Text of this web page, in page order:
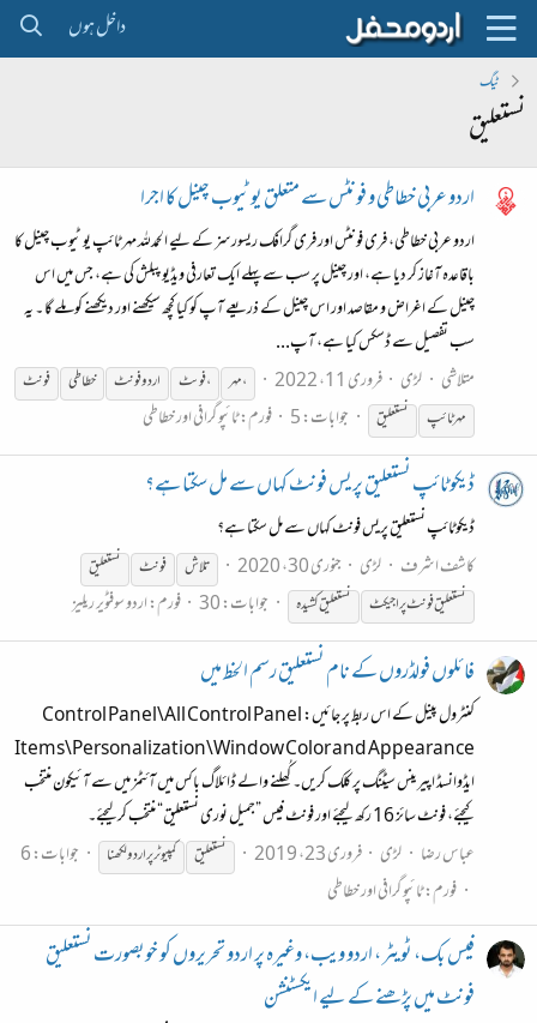
داخل ہوں
ٹیگ
نستعلیق
اردو عربی خطاطی و فونٹس سے متعلق یو ٹیوب چینل کا اجرا
اردو عربی خطاطی، فری فونٹس اور فری گرافک ریسورسز کے لیے الحمدللہ مہر ٹائپ یو ٹیوب چینل کا
باقاعدہ آغاز کر دیا ہے، اور چینل پر سب سے پہلے ایک تعارفی ویڈیو پبلش کی ہے، جس میں اس
چینل کے اغراض و مقاصد اور اس چینل کے ذریعے آپ کو کیا کچھ سیکھنے اور دیکھنے کو ملے گا ۔ یہ
سب تفصیل سے ڈسکس کیا ہے، آپ...
متلاشی
لڑی فروری 11، 2022 ، مہر ،فوںٹ اردو فونٹ خطاطی
فونٹ
مہرٹائپ
نستعلیق جوابات: 5 فورم:ٹائپو گرافی اور خطاطی
ڈیکوٹائپ نستعلیق پریس فونٹ کہاں سے مل سکتا ہے؟
ڈیکوٹائپ نستعلیق پریس فونٹ کہاں سے مل سکتا ہے؟
کاشف اشرف
لڑی جنوری 30، 2020 تلاش فونٹ
نستعلیق
نستعلیقفونٹ پراجیکٹ نستعلیقکشیدہ جوابات: 30 فورم:اردو سوفٹویر ریلیز
فائلوں فولڈروں کے نام نستعلیق رسم الخط میں
کنٹرول پینل کے اس ربط پر جائیں: Control Panel\All Control Panel
Items\Personalization\Window Color and Appearance
ایڈوانسڈ اپیرینس سیٹنگ پر کلک کریں۔ کُھلنے والے ڈائلاگ باکس میں آئٹمز میں سے آئیکون منتخب
کیجئے، فونٹ سائز 16 رکھ لیجئے اور فونٹ فیس ”جمیل نوری نستعلیق“ منتخب کرلیجئے۔
عباس رضا
لڑی فروری 23، 2019 نستعلیق کمپیوٹر پر اردو لکھنا
جوابات: 6
فورم:ٹائپو گرافی اور خطاطی
فیس بک، ٹویٹر ، اردو ویب، وغیرہ پر اردو تحریروں کو خوبصورت نستعلیق
فونٹ میں پڑھنے کے لیے ایکسٹنشن